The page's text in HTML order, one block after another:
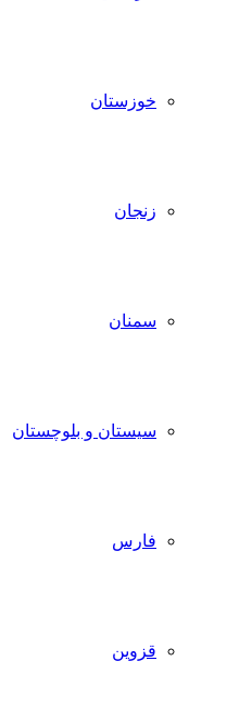
خوزستان
زنجان
سمنان
سیستان و بلوچستان
فارس
قزوین